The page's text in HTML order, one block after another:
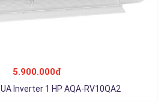
5.900.000đ
Inverter 1 HP AQA-RV10QA2
6.950.000đ
Chi tiết